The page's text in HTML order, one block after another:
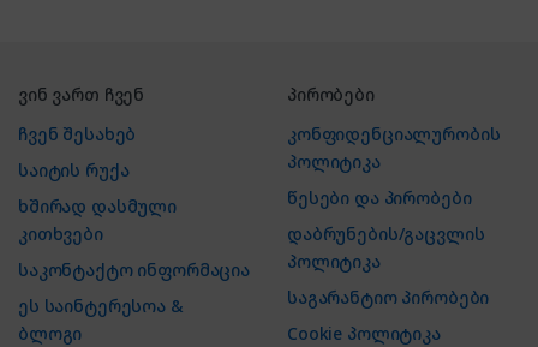
ვინ ვართ ჩვენ
ჩვენ შესახებ
საიტის რუქა
ხშირად დასმული
კითხვები
საკონტაქტო ინფორმაცია
ეს საინტერესოა &
ბლოგი
პირობები
კონფიდენციალურობის
პოლიტიკა
წესები და პირობები
დაბრუნების/გაცვლის
პოლიტიკა
საგარანტიო პირობები
Cookie პოლიტიკა